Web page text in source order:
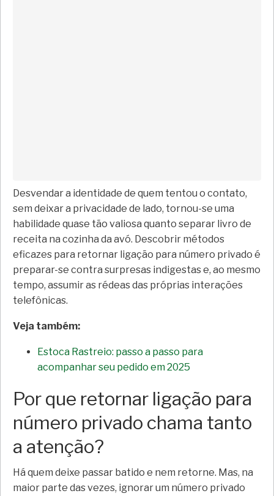
Desvendar a identidade de quem tentou o contato,
sem deixar a privacidade de lado, tornou-se uma
habilidade quase tão valiosa quanto separar livro de
receita na cozinha da avó. Descobrir métodos
eficazes para retornar ligação para número privado é
preparar-se contra surpresas indigestas e, ao mesmo
tempo, assumir as rédeas das próprias interações
telefônicas.
Veja também:
Estoca Rastreio: passo a passo para
acompanhar seu pedido em 2025
Por que retornar ligação para
número privado chama tanto
a atenção?
Há quem deixe passar batido e nem retorne. Mas, na
maior parte das vezes, ignorar um número privado